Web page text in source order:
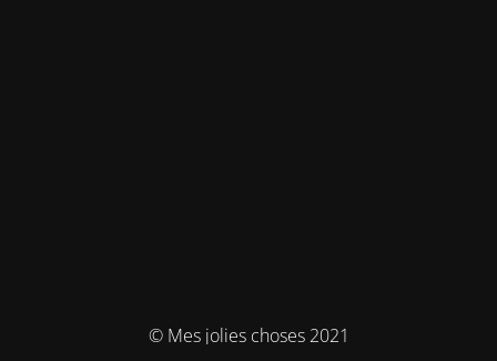
© Mes jolies choses 2021